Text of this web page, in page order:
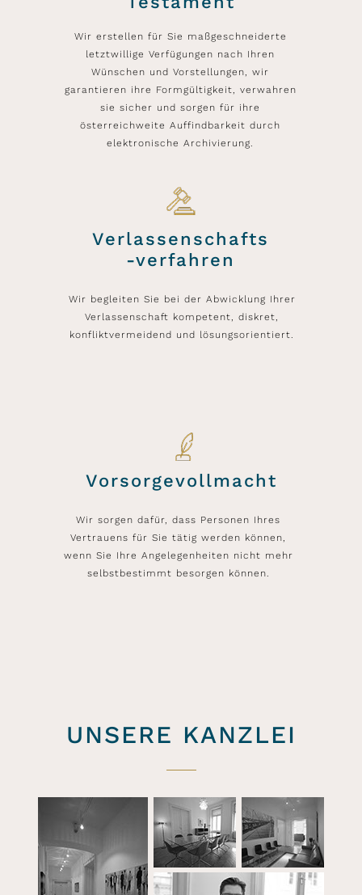
Wir erstellen für Sie maßgeschneiderte
letztwillige Verfügungen nach Ihren
Wünschen und Vorstellungen, wir
garantieren ihre Formgültigkeit, verwahren
sie sicher und sorgen für ihre
österreichweite Auffindbarkeit durch
elektronische Archivierung.
Verlassenschafts
-verfahren
Wir begleiten Sie bei der Abwicklung Ihrer
Verlassenschaft kompetent, diskret,
konfliktvermeidend und lösungsorientiert.
Vorsorgevollmacht
Wir sorgen dafür, dass Personen Ihres
Vertrauens für Sie tätig werden können,
wenn Sie Ihre Angelegenheiten nicht mehr
selbstbestimmt besorgen können.
UNSERE KANZLEI